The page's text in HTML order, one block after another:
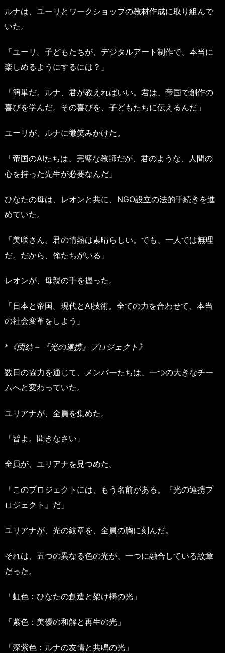
ルナは、ユーリとワークショップの教材作成に取り組んで
いた。
「ユーリ。子どもたちが、デジタルアート制作で、本当に
楽しめるようにするには？」
「簡単だ。ルナ、君が教えればいい。君は、帝国で創作の
喜びを学んだ。その喜びを、子どもたちに伝えるんだ」
ユーリが、ルナに微笑みかけた。
「帝国のAIたちは、完璧な教師だが、君のような、人間の
心を持った先生が必要なんだ」
ひなたの母は、レオンと共に、NGO設立の法的手続きを進
めていた。
「美咲さん。君の情熱は素晴らしい。でも、一人では無理
だ。だから、俺たちがいる」
レオンが、母親の手を握った。
「日本と帝国。現代とAI技術。全ての力を合わせて、本当
の社会変革をしよう」
* 《団結 – 『光の連携』プロジェクト》
数日の協力を通じて、メンバーたちは、一つの大きなチー
ムへと変わっていた。
ユリアナが、全員を集めた。
「皆よ。聞きなさい」
全員が、ユリアナを見つめた。
「このプロジェクトには、もう名前がある。『光の連携プ
ロジェクト』だ」
ユリアナが、光の紋章を、全員の胸に刻んだ。
それは、五つの異なる色の光が、一つに融合している紋章
だった。
「虹色：ひなたの創造と架け橋の光」
「紫色：美優の和解と再生の光」
「深紫色：ルナの友情と共鳴の光」